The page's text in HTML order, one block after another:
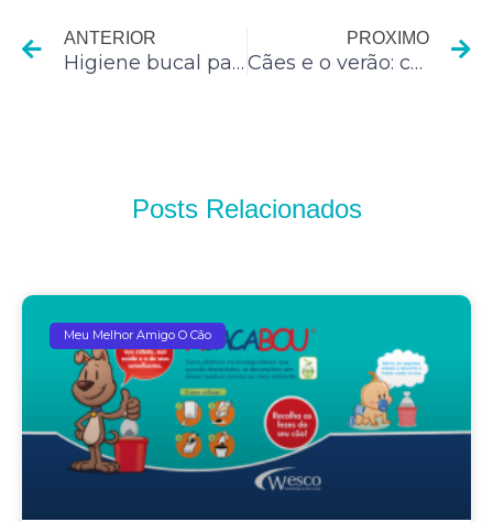
ANTERIOR
Higiene bucal para crianças: o cuidado começa em casa
PROXIMO
Cães e o verão: cuidado redobrado
Posts Relacionados
Meu Melhor Amigo O Cão